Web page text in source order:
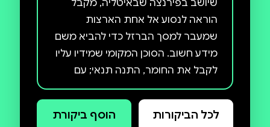
שיושב בפירנצה שבאיטליה, מקבל
הוראה לנסוע אל אחת הארצות
שמעבר למסך הברזל כדי להביא משם
מידע חשוב. הסוכן המקומי שמידיו עליו
לקבל את החומר, התנה תנאי; עם
החומר הזה חייב פרייהייט להבריח מן
הארץ גם את נכדתו. פרייהייט יוצא
לדרכו, ואינו יודע שעתידה השליחות
לכל הביקורות הוסף ביקורת